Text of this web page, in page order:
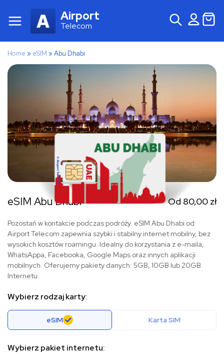
Airport
Telecom
Home » eSIM »Abu Dhabi
eSIM Abu Dhabi Od 80,00 zł
Pozostań w kontakcie podczas podróży. eSIM Abu Dhabi od
Airport Telecom zapewnia szybki i stabilny internet mobilny, bez
wysokich kosztów roamingu. Idealny do korzystania z e-maila,
WhatsAppa, Facebooka, Google Maps oraz innych aplikacji
mobilnych. Oferujemy pakiety danych: 5GB, 10GB lub 20GB
Internetu.
Wybierz rodzaj karty:
eSIM Karta SIM
Wybierz pakiet internetu: